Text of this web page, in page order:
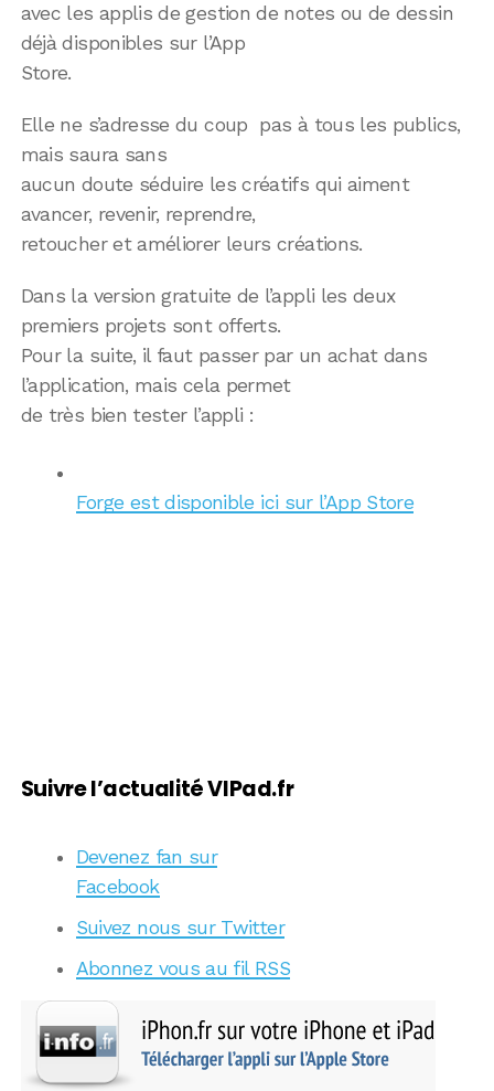
avec les applis de gestion de notes ou de dessin
déjà disponibles sur l’App
Store.
Elle ne s’adresse du coup pas à tous les publics,
mais saura sans
aucun doute séduire les créatifs qui aiment
avancer, revenir, reprendre,
retoucher et améliorer leurs créations.
Dans la version gratuite de l’appli les deux
premiers projets sont offerts.
Pour la suite, il faut passer par un achat dans
l’application, mais cela permet
de très bien tester l’appli :
Forge est disponible ici sur l’App Store
Suivre l’actualité VIPad.fr
Devenez fan sur
Facebook
Suivez nous sur Twitter
Abonnez vous au fil RSS